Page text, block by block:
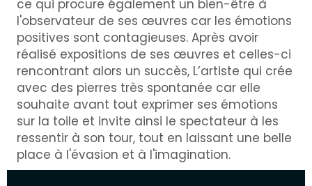
ce qui procure également un bien-être à
l'observateur de ses œuvres car les émotions
positives sont contagieuses. Après avoir
réalisé expositions de ses œuvres et celles-ci
rencontrant alors un succès, L’artiste qui crée
avec des pierres très spontanée car elle
souhaite avant tout exprimer ses émotions
sur la toile et invite ainsi le spectateur à les
ressentir à son tour, tout en laissant une belle
place à l'évasion et à l'imagination.